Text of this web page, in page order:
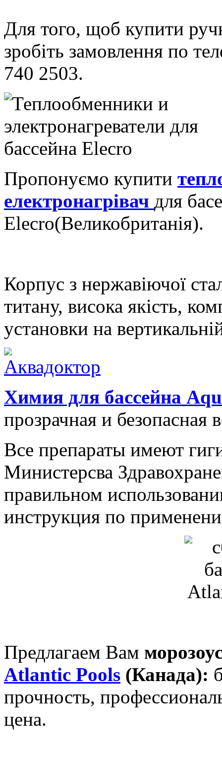
Для того, щоб купити
зробіть замовлення по
740 2503.
Пропонуємо купити
електронагрівач для
Elecro(Великобританія).
Корпус з нержавіючої
титану, висока якість,
установки на
Химия для бассейна
прозрачная и безопасная
Все препараты имеют
Министерсва
правильном
инструкция по
Предлагаем Вам
Atlantic Pools (Канада):
прочность,
цена.